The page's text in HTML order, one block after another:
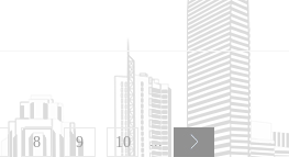
额达10.05亿元。2025年1—11月，全区PCT国际
建设知识产权护航企业出海工程等八大工程，持
的综合性服务平台，为出海企业筑牢知识产权“
，广州视源电子科技股份有限公司高级副总裁...
企业间的交流互鉴，提升企业知识产权管理水
知识产权示范和优势企业征集知识产权培育过
性、法律合规性和社会责任感六个方面对申报
8 9 10 ...